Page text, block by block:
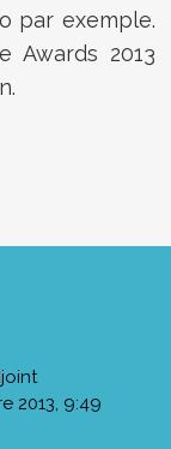
par exemple.
Awards 2013
2013, 9:49